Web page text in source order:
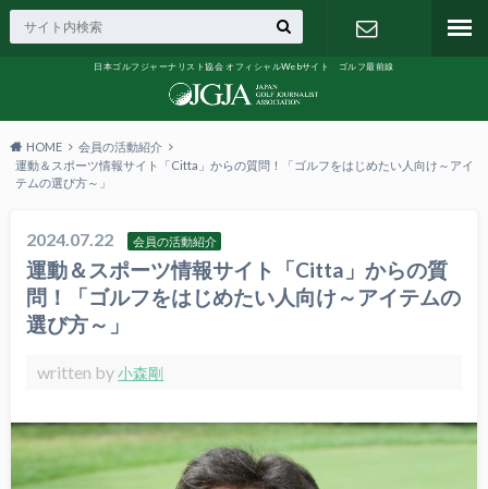
日本ゴルフジャーナリスト協会 オフィシャルWebサイト ゴルフ最前線
HOME
会員の活動紹介
運動＆スポーツ情報サイト「Citta」からの質問！「ゴルフをはじめたい人向け～アイ
テムの選び方～」
2024.07.22 会員の活動紹介
運動＆スポーツ情報サイト「Citta」からの質
問！「ゴルフをはじめたい人向け～アイテムの
選び方～」
written by小森剛